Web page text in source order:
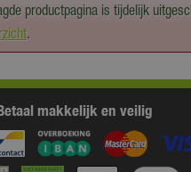
productpagina is tijdelijk
.
makkelijk en veilig